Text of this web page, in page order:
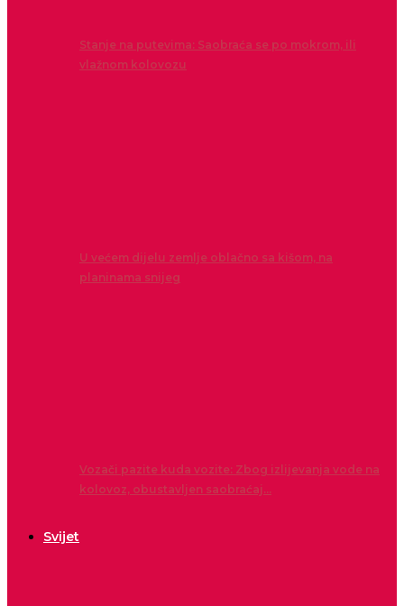
Stanje na putevima: Saobraća se po mokrom, ili
vlažnom kolovozu
U većem dijelu zemlje oblačno sa kišom, na
planinama snijeg
Vozači pazite kuda vozite: Zbog izlijevanja vode na
kolovoz, obustavljen saobraćaj…
Svijet